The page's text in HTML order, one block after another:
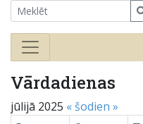
Vārdadienas
jūlijā 2025 « šodien »